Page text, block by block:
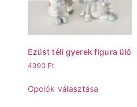
Ezüst téli gyerek figura ülő
4990 Ft
Opciók választása